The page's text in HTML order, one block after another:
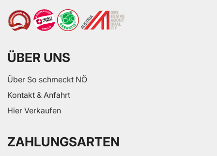
ÜBER UNS
Über So schmeckt NÖ
Kontakt & Anfahrt
Hier Verkaufen
ZAHLUNGSARTEN